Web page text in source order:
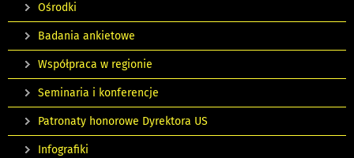
Ośrodki
Badania ankietowe
Współpraca w regionie
Seminaria i konferencje
Patronaty honorowe Dyrektora US
Infografiki